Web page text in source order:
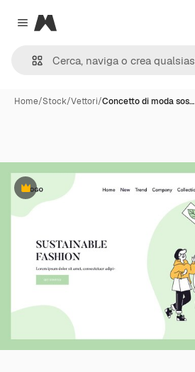
Close menu
Magnific
Home/Stock/Vettori/Concetto di moda sos…
Premium